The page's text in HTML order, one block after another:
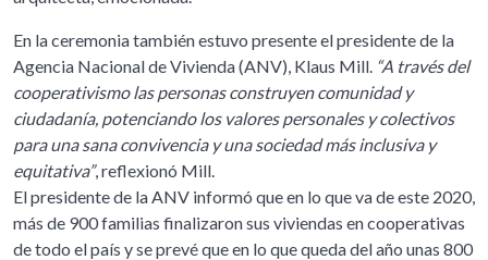
En la ceremonia también estuvo presente el presidente de la
Agencia Nacional de Vivienda (ANV), Klaus Mill. “A través del
cooperativismo las personas construyen comunidad y
ciudadanía, potenciando los valores personales y colectivos
para una sana convivencia y una sociedad más inclusiva y
equitativa”, reflexionó Mill.
El presidente de la ANV informó que en lo que va de este 2020,
más de 900 familias finalizaron sus viviendas en cooperativas
de todo el país y se prevé que en lo que queda del año unas 800